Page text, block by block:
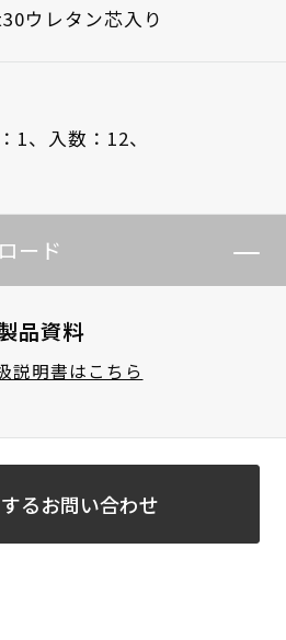
ウレタン芯入り
1、
入数：12、
ード
品資料
説明書はこちら
るお問い合わせ